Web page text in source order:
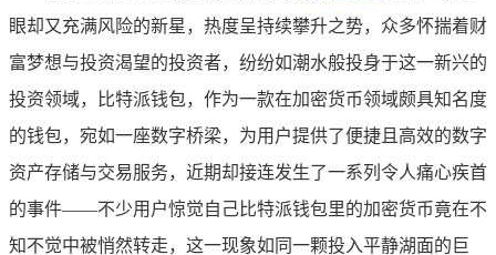
眼却又充满风险的新星，热度呈持续攀升之势，众多怀揣着财
富梦想与投资渴望的投资者，纷纷如潮水般投身于这一新兴的
投资领域，比特派钱包，作为一款在加密货币领域颇具知名度
的钱包，宛如一座数字桥梁，为用户提供了便捷且高效的数字
资产存储与交易服务，近期却接连发生了一系列令人痛心疾首
的事件——不少用户惊觉自己比特派钱包里的加密货币竟在不
知不觉中被悄然转走，这一现象如同一颗投入平静湖面的巨